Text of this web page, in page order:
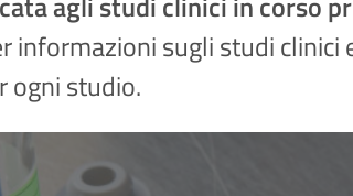
informazioni sugli studi
ogni studio.